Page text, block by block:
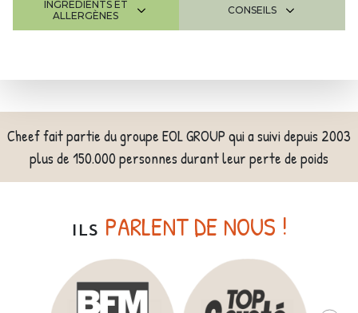
INGRÉDIENTS ET
ALLERGÈNES
CONSEILS
Cheef fait partie du groupe EOL GROUP qui a suivi depuis 2003
plus de 150.000 personnes durant leur perte de poids
ILS PARLENT DE NOUS !